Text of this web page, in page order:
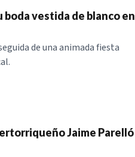
boda vestida de blanco en
de una animada fiesta
Jaime Parelló